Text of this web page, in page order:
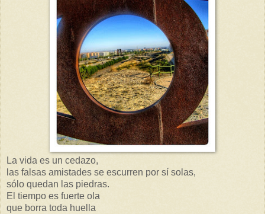
La vida es un cedazo,
las falsas amistades se escurren por sí solas,
sólo quedan las piedras.
El tiempo es fuerte ola
que borra toda huella